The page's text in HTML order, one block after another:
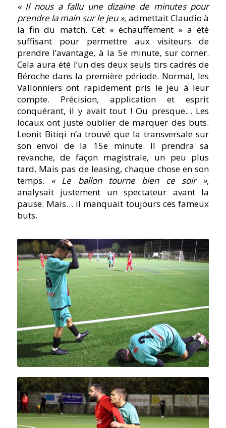
« Il nous a fallu une dizaine de minutes pour
prendre la main sur le jeu », admettait Claudio à
la fin du match. Cet « échauffement » a été
suffisant pour permettre aux visiteurs de
prendre l’avantage, à la 5e minute, sur corner.
Cela aura été l’un des deux seuls tirs cadrés de
Béroche dans la première période. Normal, les
Vallonniers ont rapidement pris le jeu à leur
compte. Précision, application et esprit
conquérant, il y avait tout ! Ou presque… Les
locaux ont juste oublier de marquer des buts.
Leonit Bitiqi n’a trouvé que la transversale sur
son envoi de la 15e minute. Il prendra sa
revanche, de façon magistrale, un peu plus
tard. Mais pas de leasing, chaque chose en son
temps. « Le ballon tourne bien ce soir »,
analysait justement un spectateur avant la
pause. Mais… il manquait toujours ces fameux
buts.